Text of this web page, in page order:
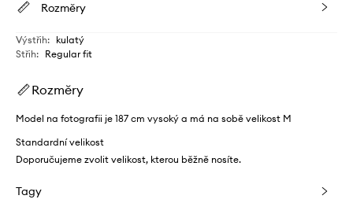
Rozměry
Výstřih: kulatý
Střih: Regular fit
Rozměry
Model na fotografii je 187 cm vysoký a má na sobě velikost M
Standardní velikost
Doporučujeme zvolit velikost, kterou běžně nosíte.
Tagy